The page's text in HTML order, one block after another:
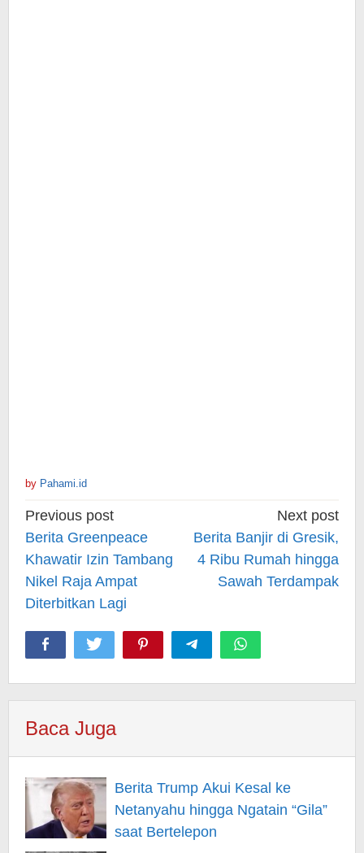
by Pahami.id
Post
navigation
Previous post
Berita Greenpeace
Khawatir Izin Tambang
Nikel Raja Ampat
Diterbitkan Lagi
Next post
Berita Banjir di Gresik,
4 Ribu Rumah hingga
Sawah Terdampak
Baca Juga
Berita Trump Akui Kesal ke
Netanyahu hingga Ngatain “Gila”
saat Bertelepon